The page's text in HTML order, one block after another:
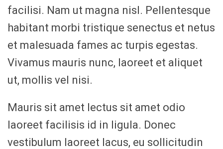
facilisi. Nam ut magna nisl. Pellentesque
habitant morbi tristique senectus et netus
et malesuada fames ac turpis egestas.
Vivamus mauris nunc, laoreet et aliquet
ut, mollis vel nisi.
Mauris sit amet lectus sit amet odio
laoreet facilisis id in ligula. Donec
vestibulum laoreet lacus, eu sollicitudin